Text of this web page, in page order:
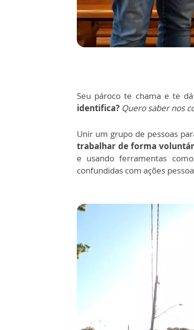
Seu pároco te chama e te
identifica? Quero saber nos
Unir um grupo de pessoas
trabalhar de forma
e usando ferramentas como
confundidas com ações